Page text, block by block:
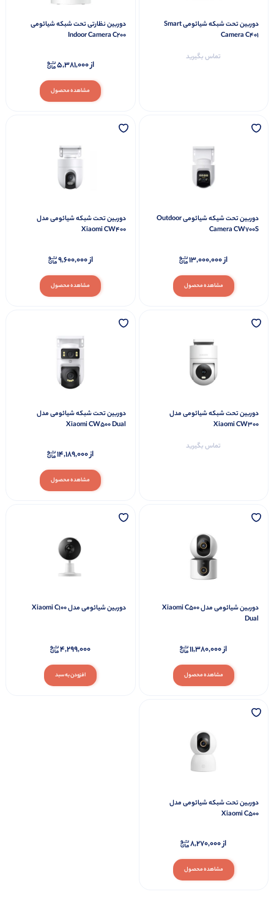
دوربین تحت شبکه شیائومی Smart
Camera C401
تماس بگیرید
دوربین نظارتی تحت شبکه شیائومی
Indoor Camera C200
مشاهده محصول
از5,381,000
دوربین تحت شیکه شیائومی Outdoor
Camera CW700S
مشاهده محصول
از13,000,000
دوربین تحت شبکه شیائومی مدل
Xiaomi CW400
مشاهده محصول
از9,600,000
دوربین تحت شبکه شیائومی مدل
Xiaomi CW300
تماس بگیرید
دوربین تحت شبکه شیائومی مدل
Xiaomi CW500 Dual
مشاهده محصول
از14,189,000
دوربین شیائومی مدل Xiaomi C500
Dual
مشاهده محصول
از11,380,000
دوربین شیائومی مدل Xiaomi C100
افزودن به سبد
4,299,000
دوربین تحت شبکه شیائومی مدل
Xiaomi C500
مشاهده محصول
از8,270,000